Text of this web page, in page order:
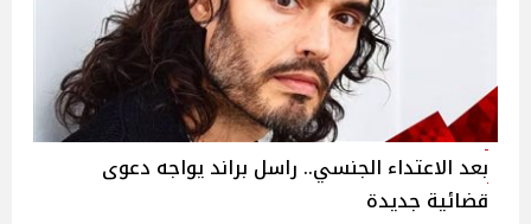
بعد الاعتداء الجنسي.. راسل براند يواجه دعوى
قضائية جديدة